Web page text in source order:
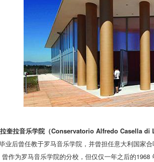
奎拉音乐学院（Conservatorio Alfredo Casella di
业后曾任教于罗马音乐学院，并曾担任意大利国家合
曾作为罗马音乐学院的分校，但仅仅一年之后的1968